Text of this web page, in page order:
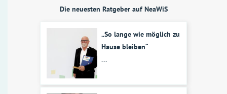
Die neuesten Ratgeber auf NeaWiS
„So lange wie möglich zu
Hause bleiben“
...